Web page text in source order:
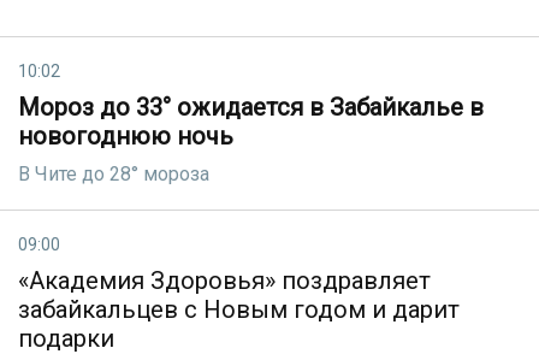
10:02
Мороз до 33° ожидается в Забайкалье в
новогоднюю ночь
В Чите до 28° мороза
09:00
«Академия Здоровья» поздравляет
забайкальцев с Новым годом и дарит
подарки